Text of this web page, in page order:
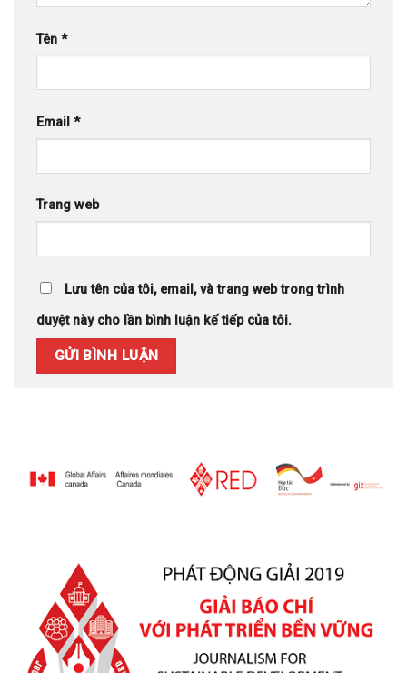
Tên *
Email *
Trang web
Lưu tên của tôi, email, và trang web trong trình
duyệt này cho lần bình luận kế tiếp của tôi.